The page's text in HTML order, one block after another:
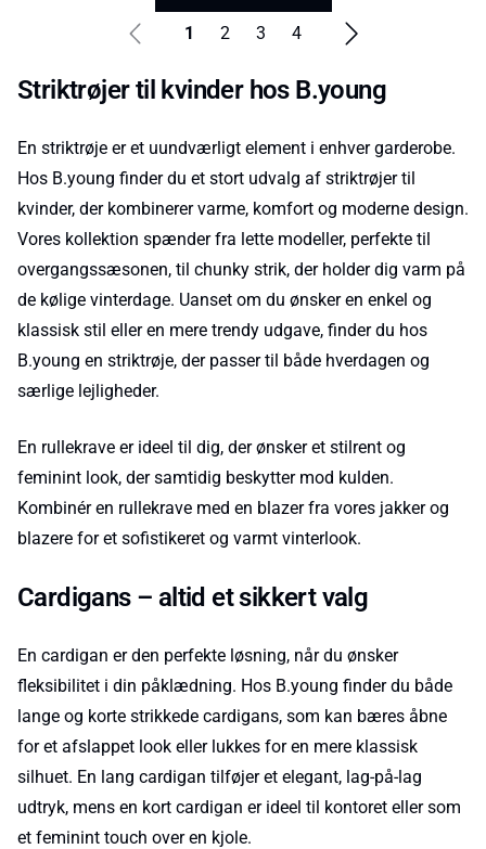
1 2 3 4
Striktrøjer til kvinder hos B.young
En striktrøje er et uundværligt element i enhver garderobe.
Hos B.young finder du et stort udvalg af striktrøjer til
kvinder, der kombinerer varme, komfort og moderne design.
Vores kollektion spænder fra lette modeller, perfekte til
overgangssæsonen, til chunky strik, der holder dig varm på
de kølige vinterdage. Uanset om du ønsker en enkel og
klassisk stil eller en mere trendy udgave, finder du hos
B.young en striktrøje, der passer til både hverdagen og
særlige lejligheder.
En rullekrave er ideel til dig, der ønsker et stilrent og
feminint look, der samtidig beskytter mod kulden.
Kombinér en rullekrave med en blazer fra vores jakker og
blazere for et sofistikeret og varmt vinterlook.
Cardigans – altid et sikkert valg
En cardigan er den perfekte løsning, når du ønsker
fleksibilitet i din påklædning. Hos B.young finder du både
lange og korte strikkede cardigans, som kan bæres åbne
for et afslappet look eller lukkes for en mere klassisk
silhuet. En lang cardigan tilføjer et elegant, lag-på-lag
udtryk, mens en kort cardigan er ideel til kontoret eller som
et feminint touch over en kjole.